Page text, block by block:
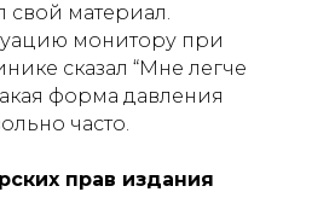
свой материал.
монитору при
сказал “Мне легче
форма давления
часто.
прав издания